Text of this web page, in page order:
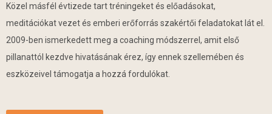
Közel másfél évtizede tart tréningeket és előadásokat,
meditációkat vezet és emberi erőforrás szakértői feladatokat lát el.
2009-ben ismerkedett meg a coaching módszerrel, amit első
pillanattól kezdve hivatásának érez, így ennek szellemében és
eszközeivel támogatja a hozzá fordulókat.